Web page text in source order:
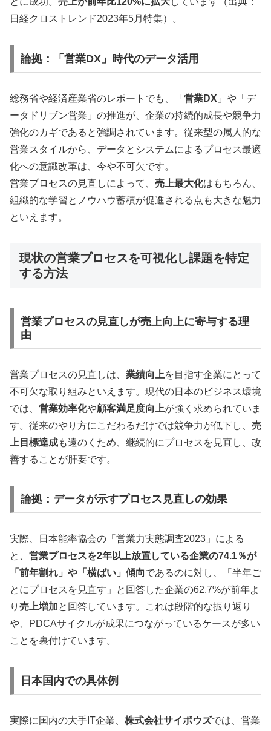
日経クロストレンド2023年5月特集）。
論拠：「営業DX」時代のデータ活用
総務省や経済産業省のレポートでも、「 営業DX 」や「デ
ータドリブン営業」の推進が、企業の持続的成長や競争力
強化のカギであると強調されています。従来型の属人的な
営業スタイルから、データとシステムによるプロセス最適
化への意識改革は、今や不可欠です。
営業プロセスの見直しによって、 売上最大化はもちろん、
組織的な学習とノウハウ蓄積が促進される点も大きな魅力
といえます。
現状の営業プロセスを可視化し課題を特定
する方法
営業プロセスの見直しが売上向上に寄与する理
由
営業プロセスの見直しは、 業績向上を目指す企業にとって
不可欠な取り組みといえます。現代の日本のビジネス環境
では、 営業効率化や顧客満足度向上が強く求められていま
す。従来のやり方にこだわるだけでは競争力が低下し、 売
上目標達成も遠のくため、継続的にプロセスを見直し、改
善することが肝要です。
論拠：データが示すプロセス見直しの効果
実際、日本能率協会の「営業力実態調査2023」による
と、 営業プロセスを2年以上放置している企業の74.1％が
「前年割れ」や「横ばい」傾向であるのに対し、「半年ご
とにプロセスを見直す」と回答した企業の62.7%が前年よ
り 売上増加と回答しています。これは段階的な振り返り
や、PDCAサイクルが成果につながっているケースが多い
ことを裏付けています。
日本国内での具体例
実際に国内の大手IT企業、 株式会社サイボウズでは、営業